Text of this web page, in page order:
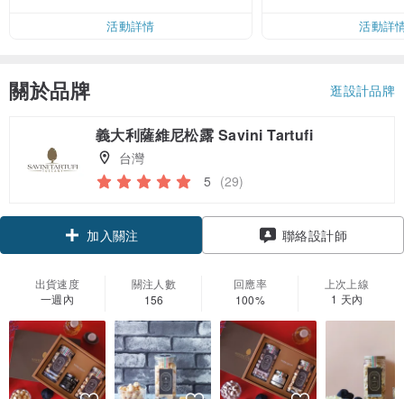
活動詳情
活動詳
關於品牌 逛設計品牌
義大利薩維尼松露 Savini Tartufi
台灣
5 (29)
領優惠券
加入關注 聯絡設計師
出貨速度
一週內
關注人數
156
回應率
100%
上次上線
1 天內